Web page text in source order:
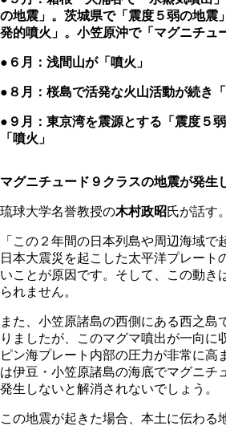
の地震」。茨城県で「震度５弱の地震
発的噴火」。小笠原沖で「マグニチュ
●６月：浅間山が「噴火」
●８月：桜島で活発な火山活動が続き
●９月：東京湾を震源とする「震度５
「噴火」
マグニチュード９クラスの地震が発生
琉球大学名誉教授の木村政昭氏が話す。
「この２年間の日本列島や周辺海域で
日本大震災を起こした太平洋プレート
いことが原因です。そして、この動き
られません。
また、小笠原諸島の西側にある西之島
りましたが、このマグマ噴出が一向に
ピン海プレート内部の圧力が非常に高
は伊豆・小笠原諸島の海底でマグニチ
発生しないと解消されないでしょう。
この地震が起きた場合、本土に伝わる